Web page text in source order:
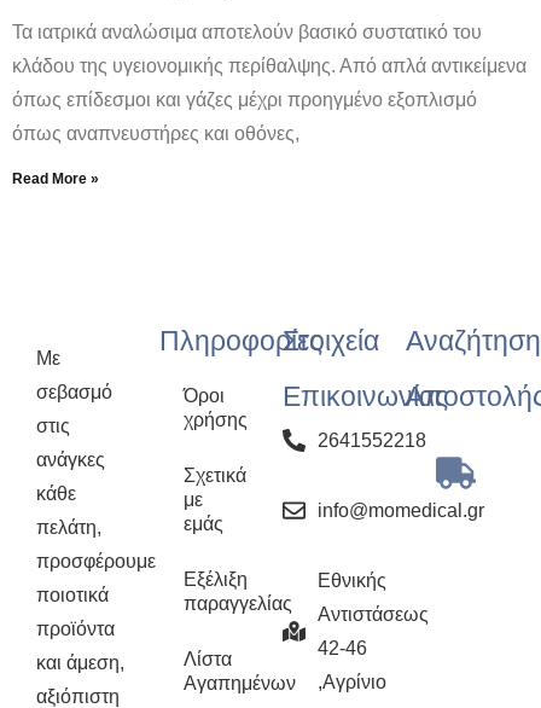
Τα ιατρικά αναλώσιμα αποτελούν βασικό συστατικό του
κλάδου της υγειονομικής περίθαλψης. Από απλά αντικείμενα
όπως επίδεσμοι και γάζες μέχρι προηγμένο εξοπλισμό
όπως αναπνευστήρες και οθόνες,
Read More »
Με
σεβασμό
στις
ανάγκες
κάθε
πελάτη,
προσφέρουμε
ποιοτικά
προϊόντα
και άμεση,
αξιόπιστη
Πληροφορίες
Όροι
χρήσης
Σχετικά
με
εμάς
Εξέλιξη
παραγγελίας
Λίστα
Αγαπημένων
Στοιχεία
Επικοινωνίας
2641552218
info@momedical.gr
Εθνικής
Αντιστάσεως
42-46
,Αγρίνιο
Αναζήτηση